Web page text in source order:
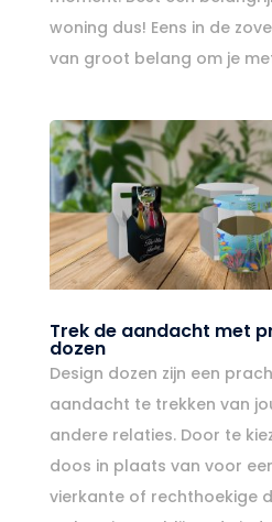
woning dus! Eens in de
van groot belang om je
Trek de aandacht met
dozen
Design dozen zijn een
aandacht te trekken van
andere relaties. Door te
doos in plaats van voor
vierkante of rechthoekige